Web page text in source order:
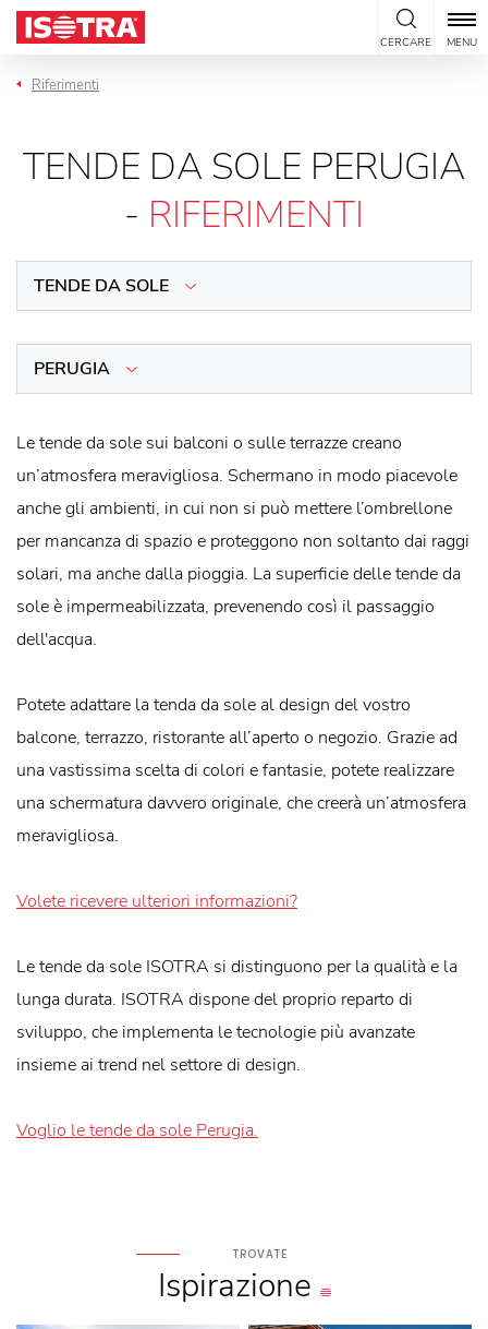
Vai al contenuto
CERCARE MENU
Riferimenti
TENDE DA SOLE PERUGIA
- RIFERIMENTI
TENDE DA SOLE
PERUGIA
Le tende da sole sui balconi o sulle terrazze creano
un’atmosfera meravigliosa. Schermano in modo piacevole
anche gli ambienti, in cui non si può mettere l’ombrellone
per mancanza di spazio e proteggono non soltanto dai raggi
solari, ma anche dalla pioggia. La superficie delle tende da
sole è impermeabilizzata, prevenendo così il passaggio
dell'acqua.
Potete adattare la tenda da sole al design del vostro
balcone, terrazzo, ristorante all’aperto o negozio. Grazie ad
una vastissima scelta di colori e fantasie, potete realizzare
una schermatura davvero originale, che creerà un’atmosfera
meravigliosa.
Volete ricevere ulteriori informazioni?
Le tende da sole ISOTRA si distinguono per la qualità e la
lunga durata. ISOTRA dispone del proprio reparto di
sviluppo, che implementa le tecnologie più avanzate
insieme ai trend nel settore di design.
Voglio le tende da sole Perugia.
TROVATE
Ispirazione